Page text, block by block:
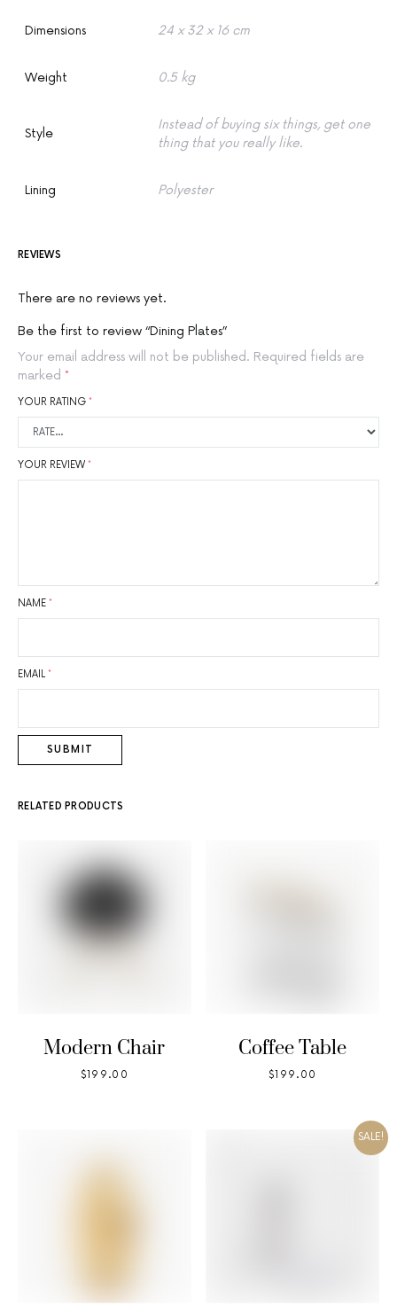
Dimensions 24 x 32 x 16 cm
Weight 0.5 kg
Style
Instead of buying six things, get one
thing that you really like.
Lining Polyester
REVIEWS
There are no reviews yet.
Be the first to review “Dining Plates”
Your email address will not be published. Required fields are
marked *
YOUR RATING *
YOUR REVIEW *
NAME *
EMAIL *
RELATED PRODUCTS
Modern Chair
$199.00
Coffee Table
$199.00
SALE!